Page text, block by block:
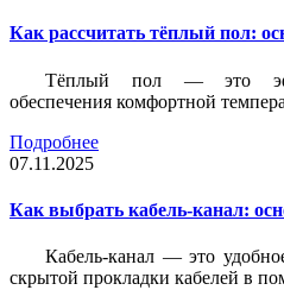
Как рассчитать тёплый пол:
Тёплый пол — это
обеспечения комфортной
Подробнее
07.11.2025
Как выбрать кабель-канал:
Кабель-канал — это
скрытой прокладки кабелей в